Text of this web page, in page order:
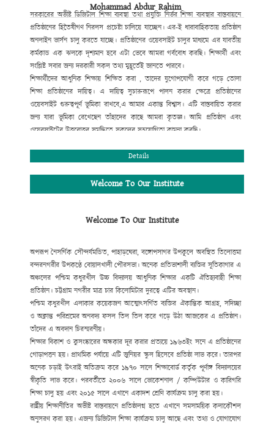
Mohammad Abdur Rahim
সরকারের অভীষ্ট ডিজিটাল শিক্ষা ব্যবস্থাতথা প্রযুক্তি নির্ভর শিক্ষা ব্যবস্থার বাস্তবায়নে
প্রতিষ্ঠানের হিতৈষীগণ নিরলস প্রচেষ্টাচালিয়ে যাচ্ছেন। এর-ই ধারাবাহিকতায় প্রতিষ্ঠান
অনলাইন ভার্সন চালু করতে যাচ্ছে। প্রতিষ্ঠানের ওয়েবসাইটচালুর মাধ্যমে এর যাবতীয়
কর্মকান্ড এক ঝলকে দৃশ্যমান হবে এটা ভেবে আমরা গর্ববোধ করছি। শিক্ষার্থী এবং
সংশ্লিষ্ট সবার জন্য দরকারী সকল তথ্য মুহূর্তেই জানতে পারবে।
শিক্ষার্থীদের আধুনিক শিক্ষায় শিক্ষিত করা , তাদের যুগোপযোগী করে গড়ে তোলা
শিক্ষা প্রতিষ্ঠানের দায়িত্ব। এ দায়িত্ব সুচারুরূপে পালন করার ক্ষেত্রে প্রতিষ্ঠানের
ওয়েবসাইট গুরুত্বপূর্ণ ভূমিকা রাখবে,এ আমার একান্ত বিশ্বাস। এটি বাস্তবায়িত করার
জন্য যারা ভূমিকা রেখেছেন তাঁহাদের কাছে আমরা কৃতজ্ঞ। আমিপ্রতিষ্ঠান এবং
ওয়েবসাইটের উত্তরোত্তর সমৃদ্ধিতে সকলের সহযোগিতা কামনা করছি।
Details
Welcome To Our Institute
Welcome To Our Institute
অপরূপ নৈসর্গিক সৌন্দর্যমন্ডিত, পাহাড়ঘেরা, বঙ্গোপসাগর উপকূলে অবস্থিত তিলোত্তমা
বন্দরনগরীর উপকণ্ঠে বোয়ালখালী পৌরসভা। অনেক প্রতিভাশালী ব্যক্তির সূতিকাগার এ
অঞ্চলের পশ্চিম কধুরখীল উচ্চ বিদ্যালয় আধুনিক শিক্ষার একটি ঐতিহ্যবাহী শিক্ষা
প্রতিষ্ঠান। চট্টগ্রাম নগরীর মাত্র চার কিলোমিটার দুরত্বে এটির অবস্থান।
পশ্চিম কধুরখীল এলাকার কয়েকজন আত্মোৎসর্গিত ব্যক্তির ঐকান্তিক আগ্রহ, সদিচ্ছা
ও অক্লান্ত পরিশ্রমের অনবদ্য ফসল তিল তিল করে গড়ে উঠা আজকের এ প্রতিষ্ঠান।
তাঁদের এ অবদান চিরস্মরনীয়।
শিক্ষার বিকাশ ও কুসংষ্কারের অন্ধকার দূর করার প্রত্যয়ে ১৯৬৩ইং সনে এ প্রতিষ্ঠানের
গোড়াপত্তন হয়। প্রাথমিক পর্যায়ে এটি জুনিয়র স্কুল হিসেবে প্রতিষ্ঠা লাভ করে। তারপর
অনেক চড়াই উৎরাই অতিক্রম করে ১৯৭০ সালে শিক্ষাবোর্ড কর্তৃক পূর্ণাঙ্গ বিদ্যালয়ের
স্বীকৃতি লাভ করে। পরবর্তীতে ২০০৬ সালে ভোকেশনাল / কম্পিউটার ও কারিগরি
শিক্ষা চালু হয় এবং ২০১৫ সালে এখানে একাদশ শ্রেণি কার্যক্রম চালু করা হয়।
রাষ্ট্রীয় শিক্ষানীতির অভীষ্ট বাস্তবায়নে প্রতিষ্ঠালগ্ন হতে এখানে সমসাময়িক কলাকৌশল
অনুসরণ করা হয়। এজন্য ডিজিটাল শিক্ষা কার্যক্রম চালু আছে এবং তথ্য ও যোগাযোগ